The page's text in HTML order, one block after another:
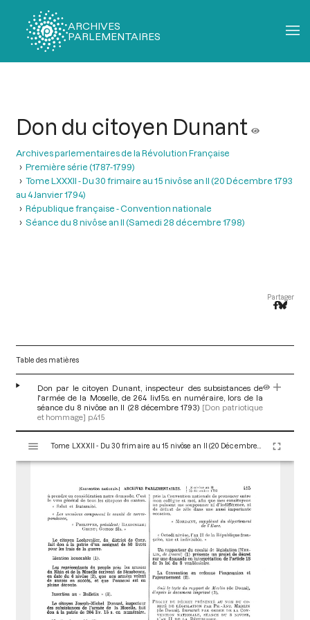
ARCHIVES
PARLEMENTAIRES
Don du citoyen Dunant
Archives parlementaires de la Révolution Française
Première série (1787-1799)
Tome LXXXII - Du 30 frimaire au 15 nivôse an II (20 Décembre 1793
au 4 Janvier 1794)
République française - Convention nationale
Séance du 8 nivôse an II (Samedi 28 décembre 1798)
Partager
Table des matières
Don par le citoyen Dunant, inspecteur des subsistances de
l'armée de la Moselle, de 264 liv.15s. en numéraire, lors de la
séance du 8 nivôse an II (28 décembre 1793) [Don patriotique
et hommage] p.415
s